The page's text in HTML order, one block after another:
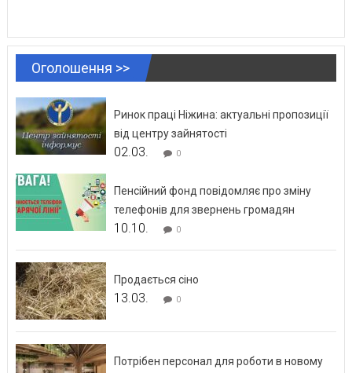
Оголошення >>
Ринок праці Ніжина: актуальні пропозиції
від центру зайнятості
02.03. 0
Пенсійний фонд повідомляє про зміну
телефонів для звернень громадян
10.10. 0
Продається сіно
13.03. 0
Потрібен персонал для роботи в новому